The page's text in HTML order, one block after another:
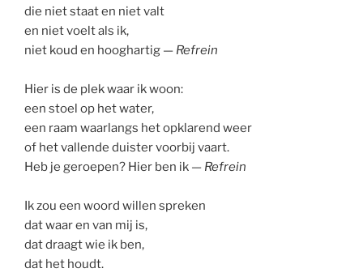
die niet staat en niet valt
en niet voelt als ik,
niet koud en hooghartig — Refrein
Hier is de plek waar ik woon:
een stoel op het water,
een raam waarlangs het opklarend weer
of het vallende duister voorbij vaart.
Heb je geroepen? Hier ben ik — Refrein
Ik zou een woord willen spreken
dat waar en van mij is,
dat draagt wie ik ben,
dat het houdt.